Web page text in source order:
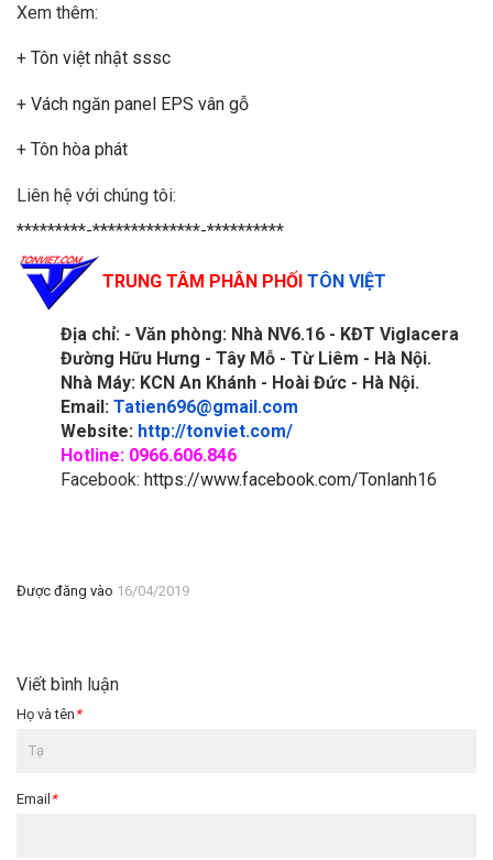
Xem thêm:
+ Tôn việt nhật sssc
+ Vách ngăn panel EPS vân gỗ
+ Tôn hòa phát
Liên hệ với chúng tôi:
*********-**************-**********
TRUNG TÂM PHÂN PHỐI TÔN VIỆT
Địa chỉ: - Văn phòng: Nhà NV6.16 - KĐT Viglacera
Đường Hữu Hưng - Tây Mỗ - Từ Liêm - Hà Nội.
Nhà Máy: KCN An Khánh - Hoài Đức - Hà Nội.
Email: Tatien696@gmail.com
Website: http://tonviet.com/
Hotline: 0966.606.846
Facebook: https://www.facebook.com/Tonlanh16
Được đăng vào 16/04/2019
Viết bình luận
Họ và tên *
Email *